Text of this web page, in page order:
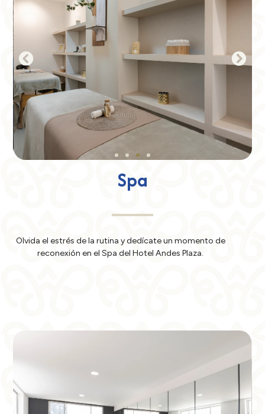
Spa
Olvida el estrés de la rutina y dedícate un momento de
reconexión en el Spa del Hotel Andes Plaza.